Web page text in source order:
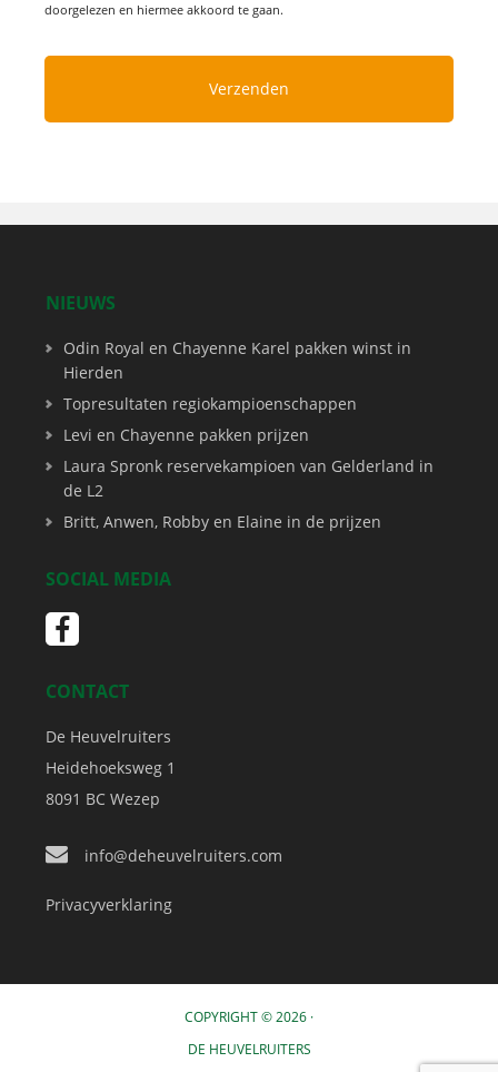
doorgelezen en hiermee akkoord te gaan.
NIEUWS
Odin Royal en Chayenne Karel pakken winst in
Hierden
Topresultaten regiokampioenschappen
Levi en Chayenne pakken prijzen
Laura Spronk reservekampioen van Gelderland in
de L2
Britt, Anwen, Robby en Elaine in de prijzen
SOCIAL MEDIA
CONTACT
De Heuvelruiters
Heidehoeksweg 1
8091 BC Wezep
info@deheuvelruiters.com
Privacyverklaring
COPYRIGHT © 2026 ·
DE HEUVELRUITERS